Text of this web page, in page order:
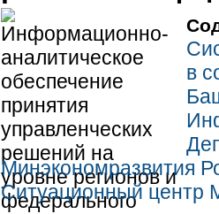
в
Минэкономразвития
Ситуационный центр